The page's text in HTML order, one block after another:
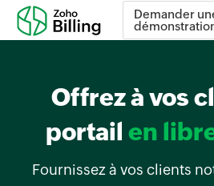
Demander
Offrez à vos
portail en
Fournissez à vos clients